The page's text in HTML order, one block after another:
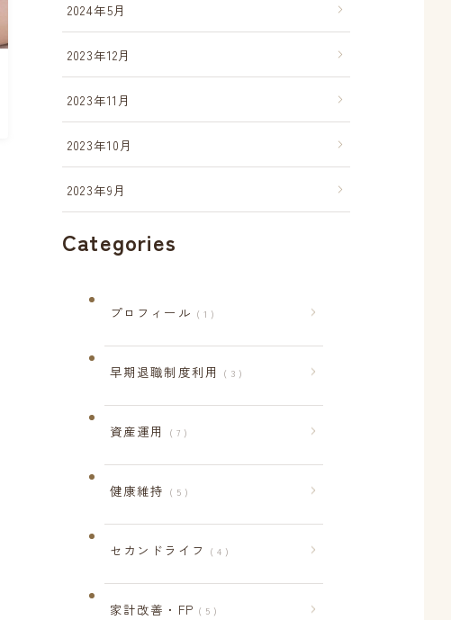
2024年5月
2023年12月
2023年11月
2023年10月
2023年9月
Categories
プロフィール 1
早期退職制度利用 3
資産運用 7
健康維持 5
セカンドライフ 4
家計改善・FP 5